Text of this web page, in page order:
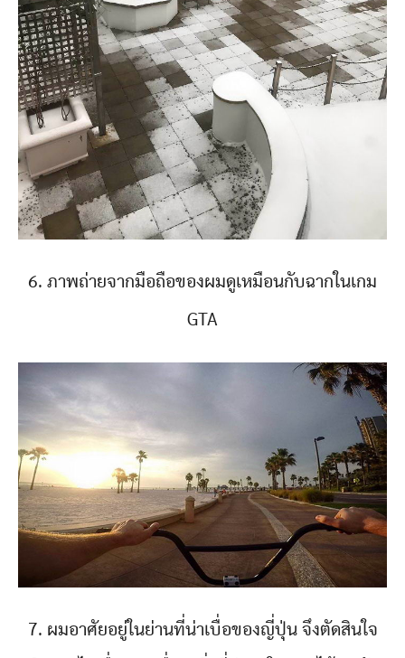
6. ภาพถ่ายจากมือถือของผมดูเหมือนกับฉากในเกม
GTA
7. ผมอาศัยอยู่ในย่านที่น่าเบื่อของญี่ปุ่น จึงตัดสินใจ